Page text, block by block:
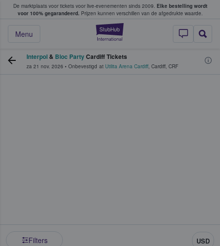
De marktplaats voor tickets voor live-evenementen sinds 2009. Elke bestelling wordt
voor 100% gegarandeerd. Prijzen kunnen verschillen van de afgedrukte waarde.
StubHub: waar
Menu
tickets kopen en verkopen
Interpol& Bloc PartyCardiff Tickets
za 21 nov. 2026 • Onbevestigd at Utilita Arena Cardiff, Cardiff, CRF
Filters USD